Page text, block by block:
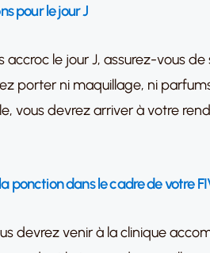
pour le jour J
accroc le jour J, assurez-vous
porter ni maquillage, ni
vous devrez arriver à votre
ponction dans le cadre de votre
devrez venir à la clinique